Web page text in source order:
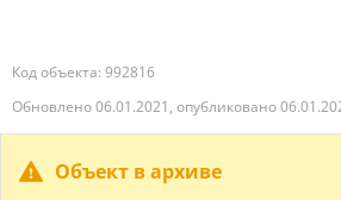
Код объекта: 992816
Обновлено 06.01.2021, опубликовано
Объект в архиве